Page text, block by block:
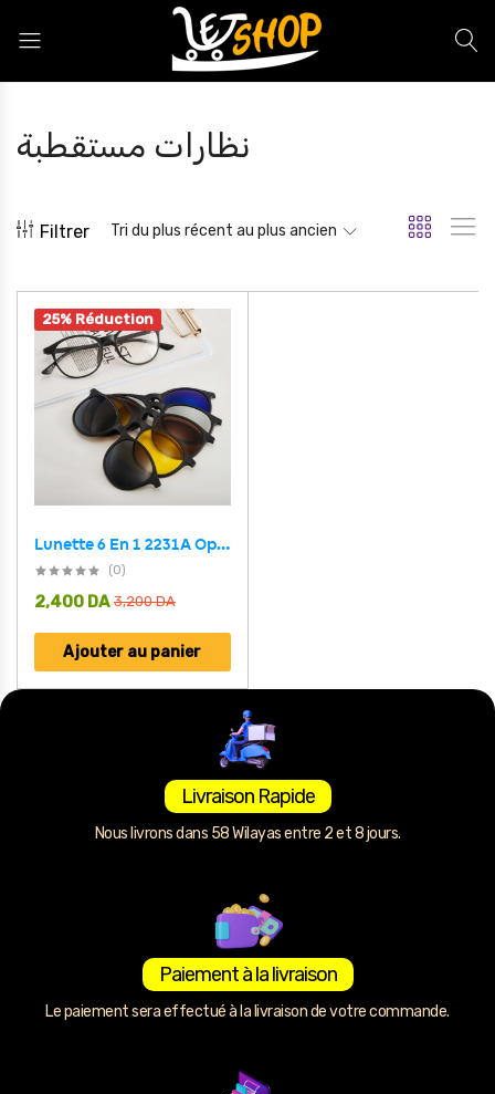
نظارات مستقطبة
Filtrer Tri du plus récent au plus ancien
25% Réduction
Lunette 6 En 1 2231A Optique / Soleil / Nuit – نظارات شمسية مغناطيسية
(0)
3,200DA
2,400 DA
Ajouter au panier
Livraison Rapide
Nous livrons dans 58 Wilayas entre 2 et 8 jours.
Paiement à la livraison
Le paiement sera effectué à la livraison de votre commande.